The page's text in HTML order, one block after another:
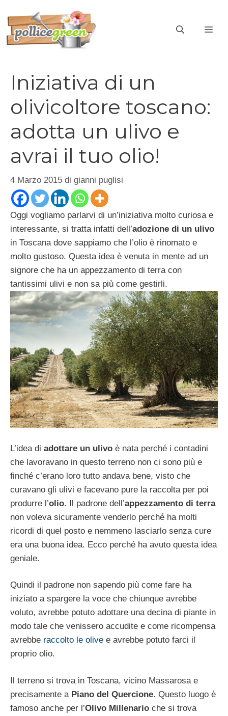
contenuto
Iniziativa di un
olivicoltore toscano:
adotta un ulivo e
avrai il tuo olio!
4 Marzo 2015 di gianni puglisi
Oggi vogliamo parlarvi di un’iniziativa molto curiosa e
interessante, si tratta infatti dell’adozione di un ulivo
in Toscana dove sappiamo che l’olio è rinomato e
molto gustoso. Questa idea è venuta in mente ad un
signore che ha un appezzamento di terra con
tantissimi ulivi e non sa più come gestirli.
L’idea di adottare un ulivo è nata perché i contadini
che lavoravano in questo terreno non ci sono più e
finché c’erano loro tutto andava bene, visto che
curavano gli ulivi e facevano pure la raccolta per poi
produrre l’olio. Il padrone dell’appezzamento di terra
non voleva sicuramente venderlo perché ha molti
ricordi di quel posto e nemmeno lasciarlo senza cure
era una buona idea. Ecco perché ha avuto questa idea
geniale.
Quindi il padrone non sapendo più come fare ha
iniziato a spargere la voce che chiunque avrebbe
voluto, avrebbe potuto adottare una decina di piante in
modo tale che venissero accudite e come ricompensa
avrebbe raccolto le olive e avrebbe potuto farci il
proprio olio.
Il terreno si trova in Toscana, vicino Massarosa e
precisamente a Piano del Quercione. Questo luogo è
famoso anche per l’Olivo Millenario che si trova